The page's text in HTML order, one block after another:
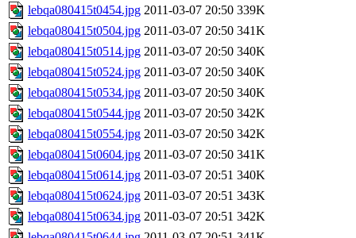
lebqa080415t0454.jpg 2011-03-07 20:50 339K
lebqa080415t0504.jpg 2011-03-07 20:50 341K
lebqa080415t0514.jpg 2011-03-07 20:50 340K
lebqa080415t0524.jpg 2011-03-07 20:50 340K
lebqa080415t0534.jpg 2011-03-07 20:50 340K
lebqa080415t0544.jpg 2011-03-07 20:50 342K
lebqa080415t0554.jpg 2011-03-07 20:50 342K
lebqa080415t0604.jpg 2011-03-07 20:50 341K
lebqa080415t0614.jpg 2011-03-07 20:51 340K
lebqa080415t0624.jpg 2011-03-07 20:51 343K
lebqa080415t0634.jpg 2011-03-07 20:51 342K